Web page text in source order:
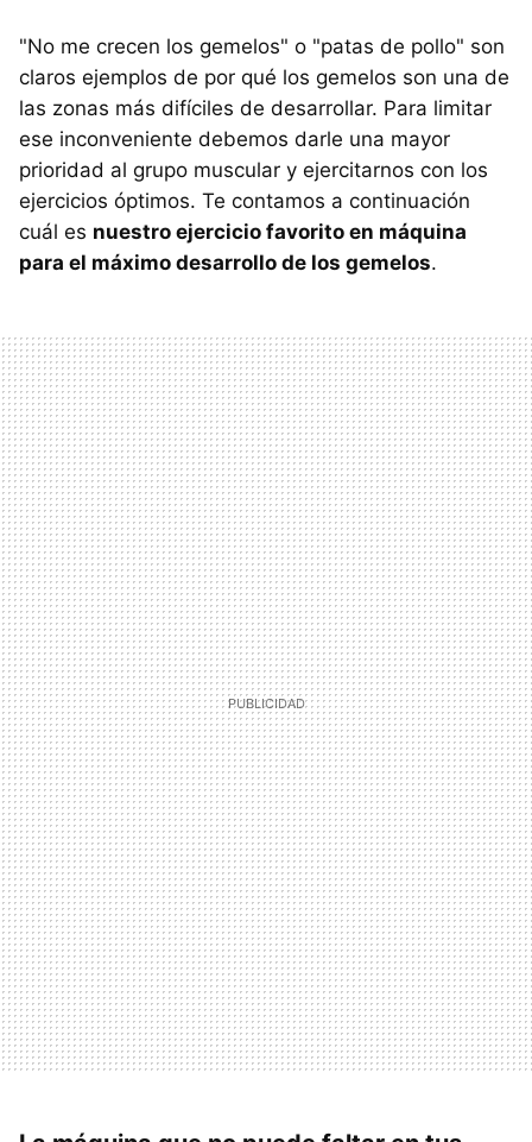
"No me crecen los gemelos" o "patas de pollo" son
claros ejemplos de por qué los gemelos son una de
las zonas más difíciles de desarrollar. Para limitar
ese inconveniente debemos darle una mayor
prioridad al grupo muscular y ejercitarnos con los
ejercicios óptimos. Te contamos a continuación
cuál es nuestro ejercicio favorito en máquina
para el máximo desarrollo de los gemelos.